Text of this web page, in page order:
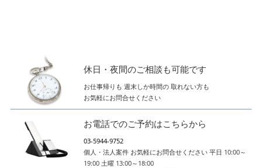
休日・夜間のご相談も可能です
お仕事帰りも 週末しか時間の 取れない方も
お気軽にお問合せください
お電話でのご予約はこちらから
03-5944-9752
個人・法人案件 お気軽にお問合せください 平日 10:00～
19:00 土曜 13:00～18:00